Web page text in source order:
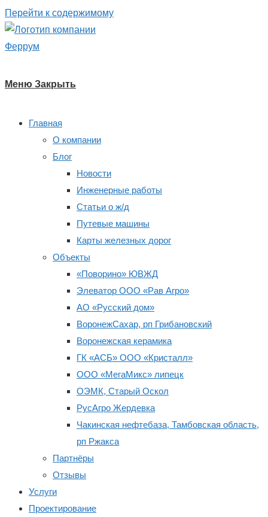
Перейти к содержимому
Меню Закрыть
Главная
О компании
Блог
Новости
Инженерные работы
Статьи о ж/д
Путевые машины
Карты железных дорог
Объекты
«Поворино» ЮВЖД
Элеватор ООО «Рав Агро»
АО «Русский дом»
ВоронежСахар, рп Грибановский
Воронежская керамика
ГК «АСБ» ООО «Кристалл»
ООО «МегаМикс» липецк
ОЭМК, Старый Оскол
РусАгро Жердевка
Чакинская нефтебаза, Тамбовская область,
рп Ржакса
Партнёры
Отзывы
Услуги
Проектирование